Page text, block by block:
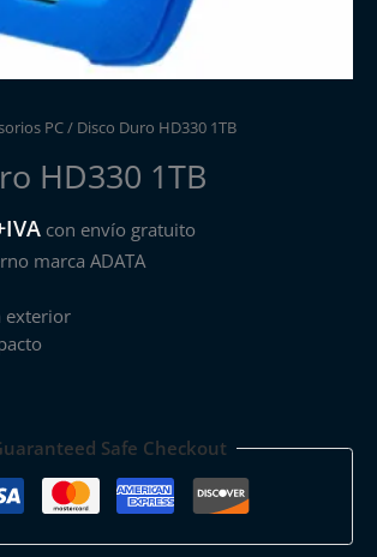
PC/ Disco Duro HD330 1TB
HD330 1TB
con envío gratuito
marca ADATA
exterior
Safe Checkout